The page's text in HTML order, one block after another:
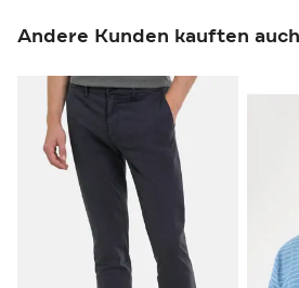
Andere Kunden kauften auch